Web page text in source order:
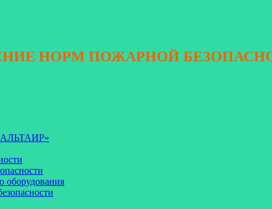
НОРМ ПОЖАРНОЙ
оборудования